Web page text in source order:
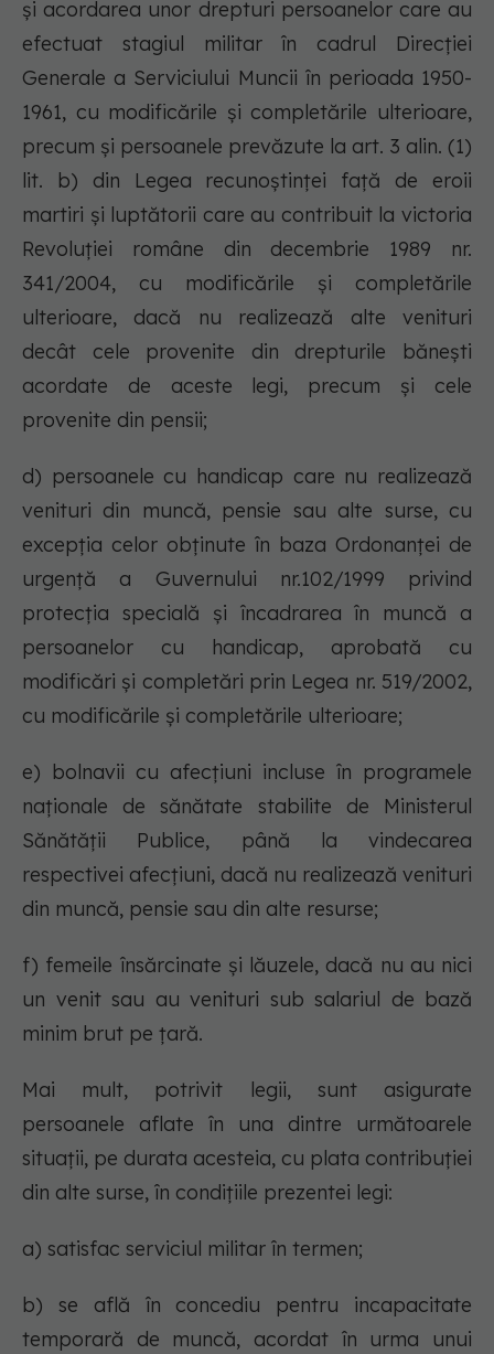
şi acordarea unor drepturi persoanelor care au
efectuat stagiul militar în cadrul Direcţiei
Generale a Serviciului Muncii în perioada 1950-
1961, cu modificările şi completările ulterioare,
precum şi persoanele prevăzute la art. 3 alin. (1)
lit. b) din Legea recunoştinţei faţă de eroii
martiri şi luptătorii care au contribuit la victoria
Revoluţiei române din decembrie 1989 nr.
341/2004, cu modificările şi completările
ulterioare, dacă nu realizează alte venituri
decât cele provenite din drepturile băneşti
acordate de aceste legi, precum şi cele
provenite din pensii;
d) persoanele cu handicap care nu realizează
venituri din muncă, pensie sau alte surse, cu
excepţia celor obţinute în baza Ordonanţei de
urgenţă a Guvernului nr.102/1999 privind
protecţia specială şi încadrarea în muncă a
persoanelor cu handicap, aprobată cu
modificări şi completări prin Legea nr. 519/2002,
cu modificările şi completările ulterioare;
e) bolnavii cu afecţiuni incluse în programele
naţionale de sănătate stabilite de Ministerul
Sănătăţii Publice, până la vindecarea
respectivei afecţiuni, dacă nu realizează venituri
din muncă, pensie sau din alte resurse;
f) femeile însărcinate şi lăuzele, dacă nu au nici
un venit sau au venituri sub salariul de bază
minim brut pe ţară.
Mai mult, potrivit legii, sunt asigurate
persoanele aflate în una dintre următoarele
situaţii, pe durata acesteia, cu plata contribuţiei
din alte surse, în condiţiile prezentei legi:
a) satisfac serviciul militar în termen;
b) se află în concediu pentru incapacitate
temporară de muncă, acordat în urma unui